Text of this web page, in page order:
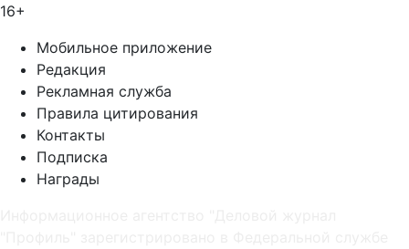
16+
Мобильное приложение
Редакция
Рекламная служба
Правила цитирования
Контакты
Подписка
Награды